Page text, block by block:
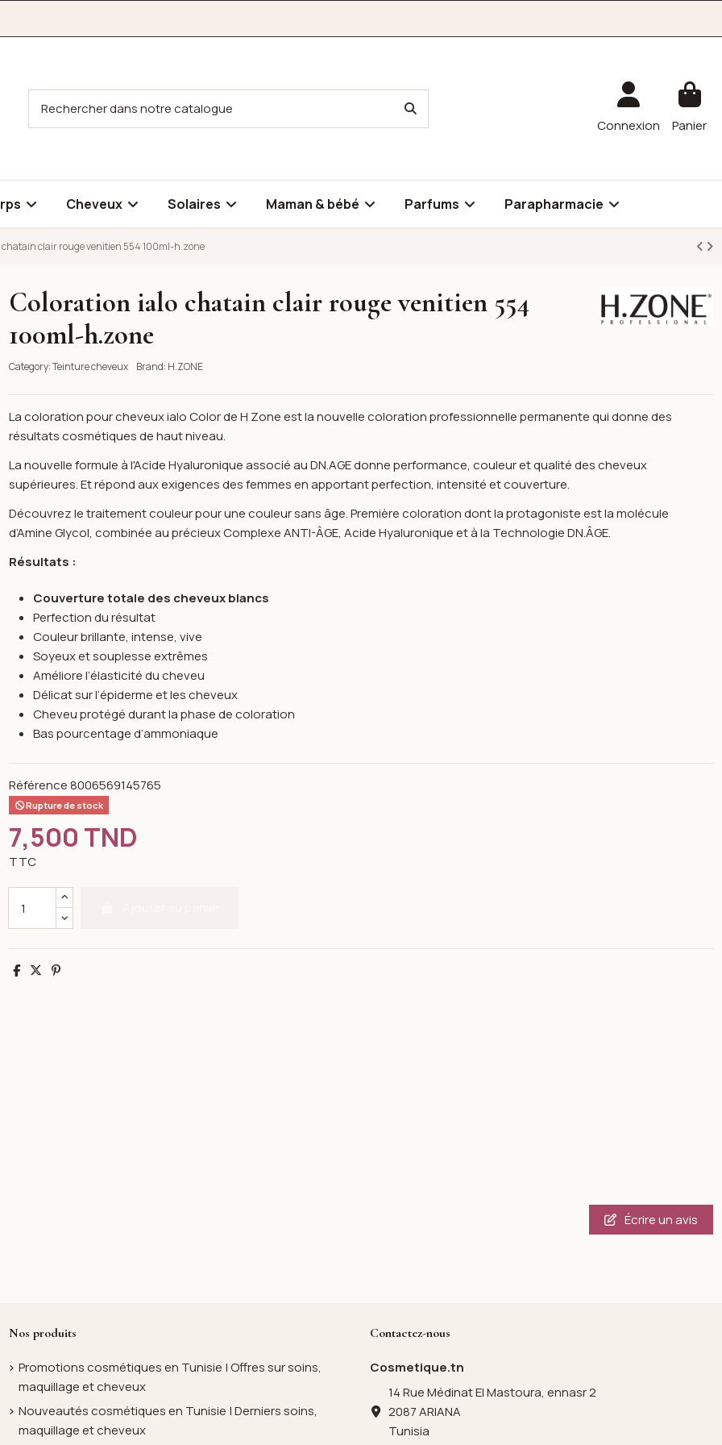
Connexion Panier
Cheveux Solaires Maman & bébé Parfums Parapharmacie
chatain clair rouge venitien 554 100ml-h.zone
venitien 554 100ml-h.zone
image gallery for Coloration ialo chatain clair rouge venitien 554 100ml-h.zone
H.ZONE
Coloration ialo chatain clair rouge venitien 554
100ml-h.zone
Category:Teinture cheveux Brand: H.ZONE
La coloration pour cheveux ialo Color de H Zone est la nouvelle coloration professionnelle permanente qui donne des
résultats cosmétiques de haut niveau.
La nouvelle formule à l'Acide Hyaluronique associé au DN.AGE donne performance, couleur et qualité des cheveux
supérieures. Et répond aux exigences des femmes en apportant perfection, intensité et couverture.
Découvrez le traitement couleur pour une couleur sans âge. Première coloration dont la protagoniste est la molécule
d’Amine Glycol, combinée au précieux Complexe ANTI-ÂGE, Acide Hyaluronique et à la Technologie DN.ÂGE.
Résultats :
Couverture totale des cheveux blancs
Perfection du résultat
Couleur brillante, intense, vive
Soyeux et souplesse extrêmes
Améliore l’élasticité du cheveu
Délicat sur l’épiderme et les cheveux
Cheveu protégé durant la phase de coloration
Bas pourcentage d’ammoniaque
Référence 8006569145765
Rupture de stock
7,500 TND
TTC
Partager
TweetPinterest
Écrire un avis
Nos produits
Promotions cosmétiques en Tunisie | Offres sur soins,
maquillage et cheveux
Nouveautés cosmétiques en Tunisie | Derniers soins,
maquillage et cheveux
Contactez-nous
Cosmetique.tn
14 Rue Médinat El Mastoura, ennasr 2
2087 ARIANA
Tunisia